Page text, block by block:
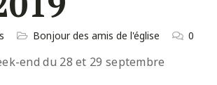
Bonjour des amis de l'église 0
end du 28 et 29 septembre